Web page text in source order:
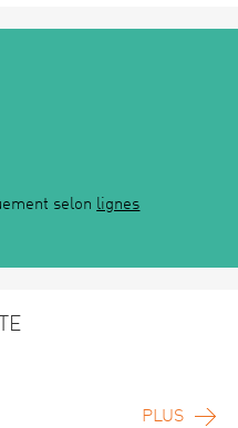
selon lignes
PLUS